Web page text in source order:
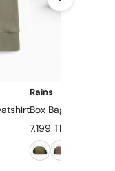
Rains
Box Bag Omuz
7.199 TL